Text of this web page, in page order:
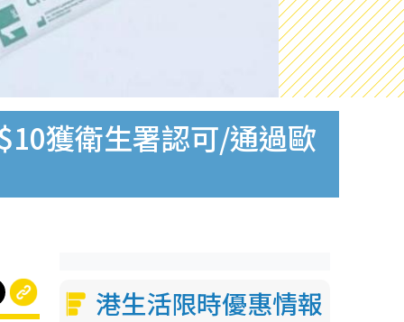
獲衛生署認可/通過歐
港生活限時優惠情報